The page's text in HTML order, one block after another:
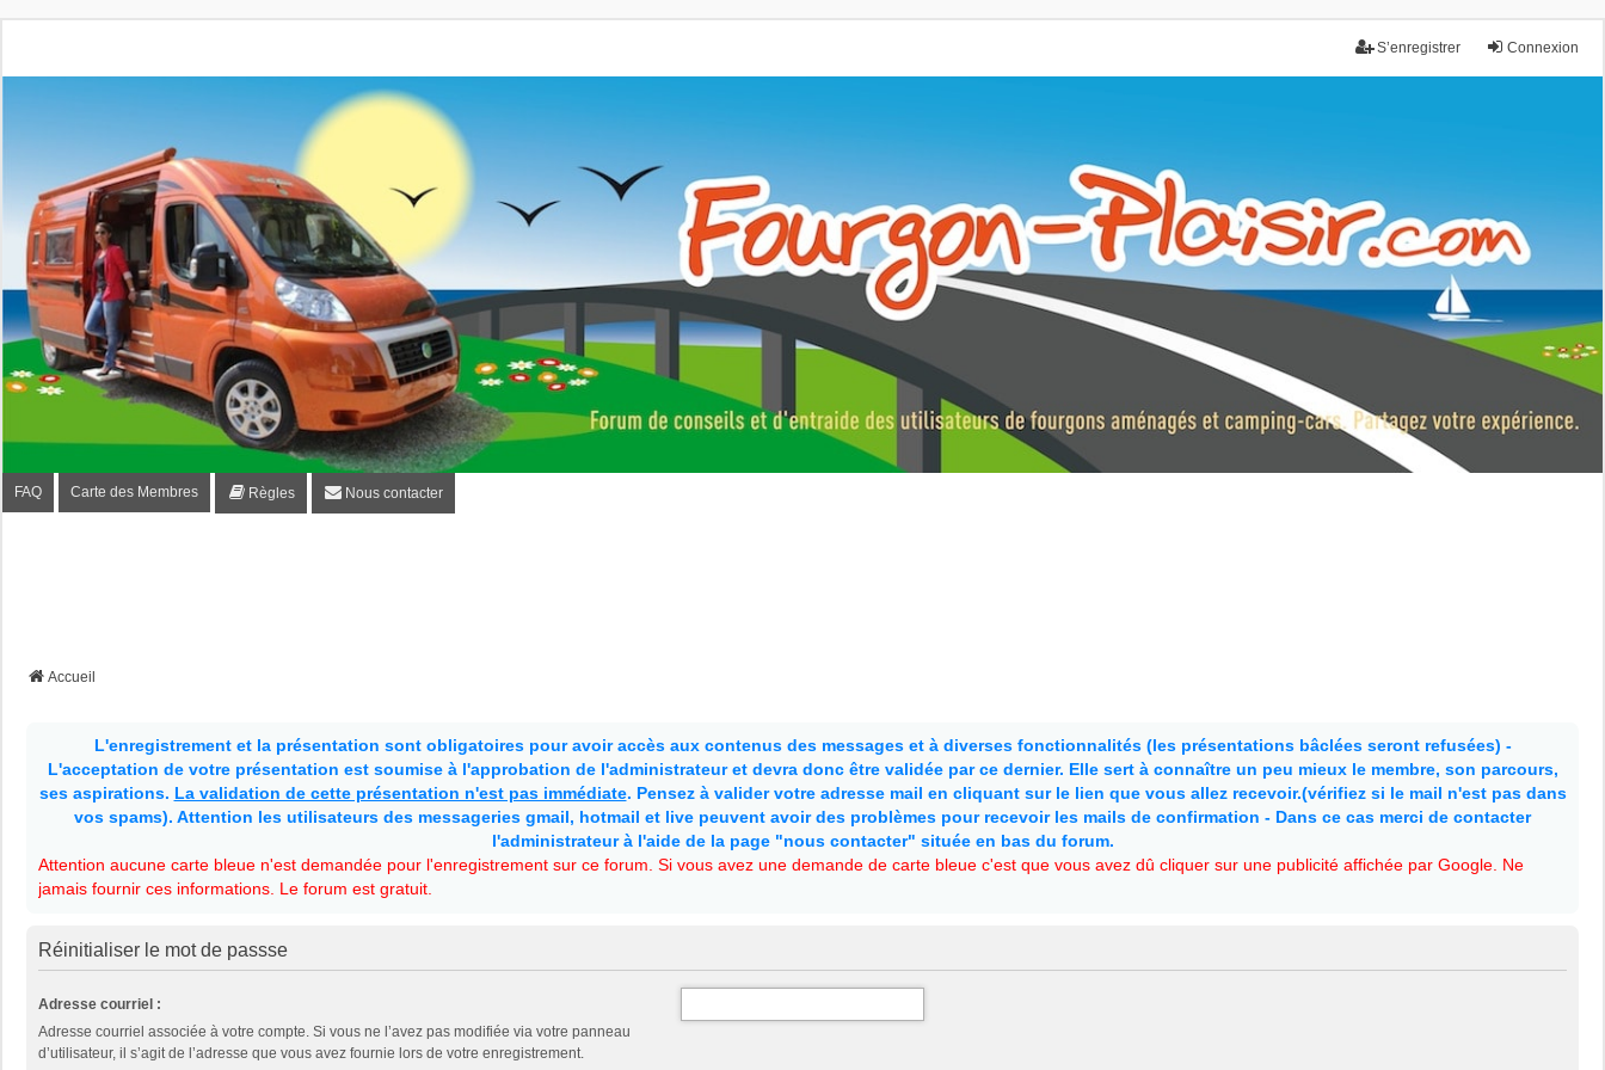
Connexion
S’enregistrer
Fourgon-plaisir.com
Forum de conseils et d'entraide des utilisateurs de fourgons, fourgons aménagés, vans et de camping-car. Partagez votre expérience.
FAQ Carte des Membres Règles Nous contacter
Accueil
L'enregistrement et la présentation sont obligatoires pour avoir accès aux contenus des messages et à diverses fonctionnalités (les présentations bâclées seront refusées) -
L'acceptation de votre présentation est soumise à l'approbation de l'administrateur et devra donc être validée par ce dernier. Elle sert à connaître un peu mieux le membre, son parcours,
ses aspirations. La validation de cette présentation n'est pas immédiate. Pensez à valider votre adresse mail en cliquant sur le lien que vous allez recevoir.(vérifiez si le mail n'est pas dans
vos spams). Attention les utilisateurs des messageries gmail, hotmail et live peuvent avoir des problèmes pour recevoir les mails de confirmation - Dans ce cas merci de contacter
l'administrateur à l'aide de la page "nous contacter" située en bas du forum.
Attention aucune carte bleue n'est demandée pour l'enregistrement sur ce forum. Si vous avez une demande de carte bleue c'est que vous avez dû cliquer sur une publicité affichée par Google. Ne
jamais fournir ces informations. Le forum est gratuit.
Réinitialiser le mot de passse
Adresse courriel :
Adresse courriel associée à votre compte. Si vous ne l’avez pas modifiée via votre panneau
d’utilisateur, il s’agit de l’adresse que vous avez fournie lors de votre enregistrement.